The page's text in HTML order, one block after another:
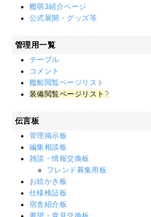
艦萌3紹介ページ
公式展開・グッズ等
管理用一覧
テーブル
コメント
艦船閲覧ページリスト
装備閲覧ページリスト ?
伝言板
管理掲示板
編集相談板
雑談・情報交換板
フレンド募集用板
お絵かき板
仕様検証板
宿舎紹介板